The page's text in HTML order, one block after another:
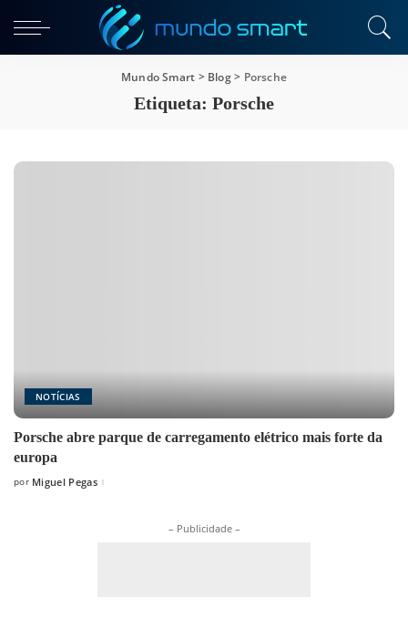
Mundo Smart > Blog> Porsche
Etiqueta: Porsche
NOTÍCIAS
Porsche abre parque de carregamento elétrico mais forte da
europa
Posted
por Miguel Pegas
– Publicidade –